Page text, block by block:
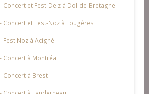
Concert et Fest-Deiz à Dol-de-Bretagne
Concert et Fest-Noz à Fougères
Fest Noz à Acigné
Concert à Montréal
Concert à Brest